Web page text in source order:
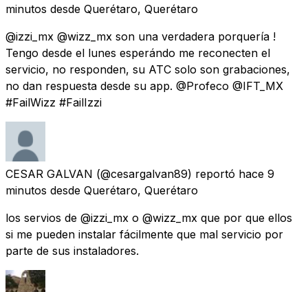
minutos desde Querétaro, Querétaro
@izzi_mx @wizz_mx son una verdadera porquería !
Tengo desde el lunes esperándo me reconecten el
servicio, no responden, su ATC solo son grabaciones,
no dan respuesta desde su app. @Profeco @IFT_MX
#FailWizz #FailIzzi
CESAR GALVAN (@cesargalvan89) reportó hace 9
minutos desde Querétaro, Querétaro
los servios de @izzi_mx o @wizz_mx que por que ellos
si me pueden instalar fácilmente que mal servicio por
parte de sus instaladores.